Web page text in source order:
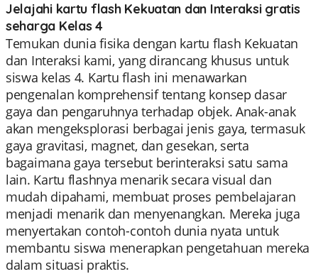
Jelajahi kartu flash Kekuatan dan Interaksi gratis
seharga Kelas 4
Temukan dunia fisika dengan kartu flash Kekuatan
dan Interaksi kami, yang dirancang khusus untuk
siswa kelas 4. Kartu flash ini menawarkan
pengenalan komprehensif tentang konsep dasar
gaya dan pengaruhnya terhadap objek. Anak-anak
akan mengeksplorasi berbagai jenis gaya, termasuk
gaya gravitasi, magnet, dan gesekan, serta
bagaimana gaya tersebut berinteraksi satu sama
lain. Kartu flashnya menarik secara visual dan
mudah dipahami, membuat proses pembelajaran
menjadi menarik dan menyenangkan. Mereka juga
menyertakan contoh-contoh dunia nyata untuk
membantu siswa menerapkan pengetahuan mereka
dalam situasi praktis.